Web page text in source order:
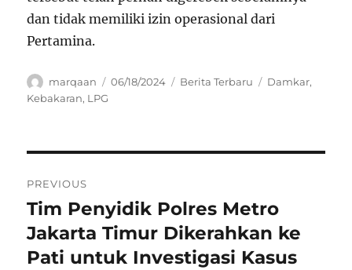
dan tidak memiliki izin operasional dari
Pertamina.
Author
marqaan
Posted
06/18/2024 Categories
Berita Terbaru Tags
Damkar,
Kebakaran, LPG
pos
PREVIOUS
Previous
post:
Tim Penyidik Polres Metro
Jakarta Timur Dikerahkan ke
Pati untuk Investigasi Kasus